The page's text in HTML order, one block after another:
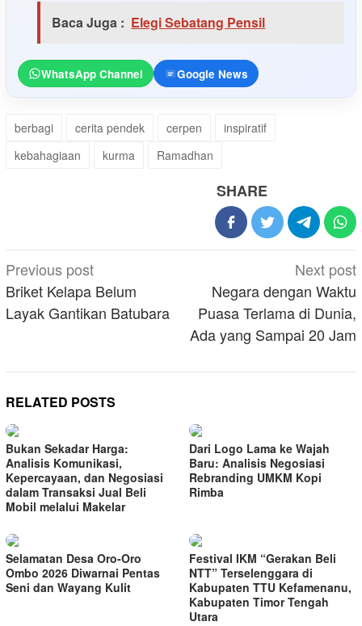
Baca Juga : Elegi Sebatang Pensil
WhatsApp Channel Google News
berbagi cerita pendek cerpen
inspiratif
kebahagiaan
kurma Ramadhan
SHARE
Post
navigation
Previous post
Briket Kelapa Belum
Layak Gantikan Batubara
Next post
Negara dengan Waktu
Puasa Terlama di Dunia,
Ada yang Sampai 20 Jam
RELATED POSTS
Bukan Sekadar Harga:
Analisis Komunikasi,
Kepercayaan, dan Negosiasi
dalam Transaksi Jual Beli
Mobil melalui Makelar
Dari Logo Lama ke Wajah
Baru: Analisis Negosiasi
Rebranding UMKM Kopi
Rimba
Selamatan Desa Oro-Oro
Ombo 2026 Diwarnai Pentas
Seni dan Wayang Kulit
Festival IKM “Gerakan Beli
NTT” Terselenggara di
Kabupaten TTU Kefamenanu,
Kabupaten Timor Tengah
Utara